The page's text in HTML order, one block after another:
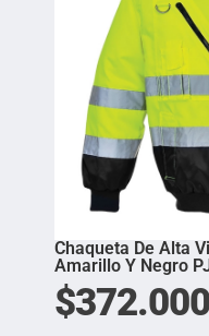
Chaqueta De Alta
Amarillo Y Negro
$372.000